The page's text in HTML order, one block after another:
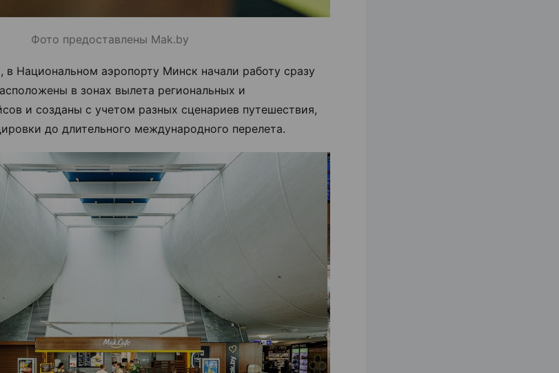
Фото предоставлены Mak.by
в Национальном аэропорту Минск начали работу сразу
в зонах вылета региональных и
и созданы с учетом разных сценариев путешествия,
до длительного международного перелета.